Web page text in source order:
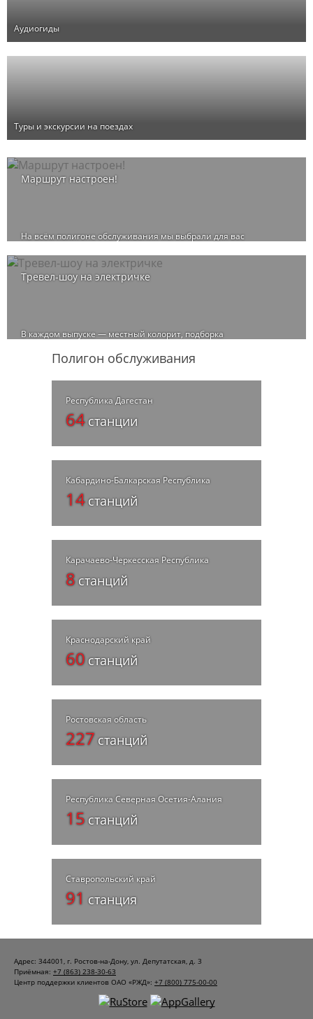
Аудиогиды
Туры и экскурсии на поездах
Маршрут настроен!
На всём полигоне обслуживания мы выбрали для вас
Тревел-шоу на электричке
В каждом выпуске — местный колорит, подборка
России, куда можно отправиться на электричке.
Полигон обслуживания
Республика Дагестан
64станции
Кабардино-Балкарская Республика
14станций
Карачаево-Черкесская Республика
8станций
Краснодарский край
60станций
Ростовская область
227станций
Республика Северная Осетия-Алания
15станций
Ставропольский край
91 станция
Адрес: 344001, г. Ростов-на-Дону, ул. Депутатская, д. 3
Приёмная: +7 (863) 238-30-63
Центр поддержки клиентов ОАО «РЖД»: +7 (800) 775-00-00